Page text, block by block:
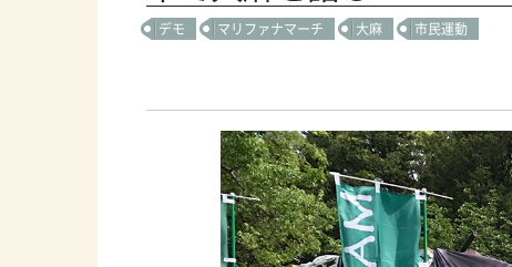
デモ マリファナマーチ 大麻 市民運動